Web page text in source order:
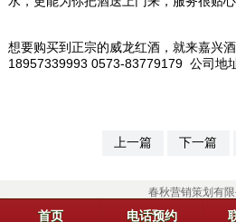
想要购买到正宗的威龙红酒，就来嘉兴
18957339993 0573-83779179 公司地
上一篇 下一篇
春秋营销策划有限
首页 电话预约